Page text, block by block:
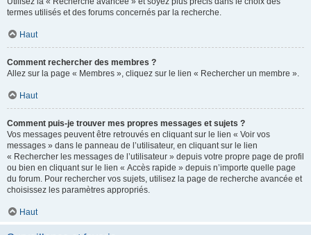
termes utilisés et des forums concernés par la recherche.
Haut
Comment rechercher des membres ?
Allez sur la page « Membres », cliquez sur le lien « Rechercher un membre ».
Haut
Comment puis-je trouver mes propres messages et sujets ?
Vos messages peuvent être retrouvés en cliquant sur le lien « Voir vos
messages » dans le panneau de l’utilisateur, en cliquant sur le lien
« Rechercher les messages de l’utilisateur » depuis votre propre page de profil
ou bien en cliquant sur le lien « Accès rapide » depuis n’importe quelle page
du forum. Pour rechercher vos sujets, utilisez la page de recherche avancée et
choisissez les paramètres appropriés.
Haut